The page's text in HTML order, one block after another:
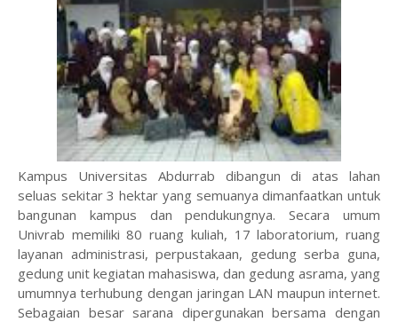
Kampus Universitas Abdurrab dibangun di atas lahan
seluas sekitar 3 hektar yang semuanya dimanfaatkan untuk
bangunan kampus dan pendukungnya. Secara umum
Univrab memiliki 80 ruang kuliah, 17 laboratorium, ruang
layanan administrasi, perpustakaan, gedung serba guna,
gedung unit kegiatan mahasiswa, dan gedung asrama, yang
umumnya terhubung dengan jaringan LAN maupun internet.
Sebagaian besar sarana dipergunakan bersama dengan